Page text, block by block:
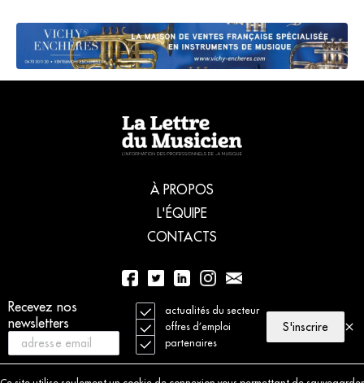
Recevez nos
newsletters
actualités du secteur
offres d’emploi
partenaires
S'inscrire
À PROPOS
L'ÉQUIPE
CONTACTS
01 56 77 04 00
© 2021 La Lettre du Musicien. Tous droits réservés